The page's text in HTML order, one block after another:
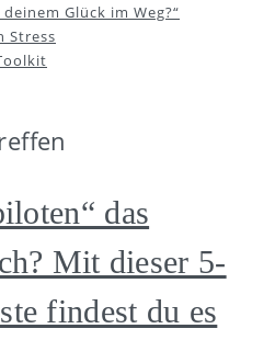
Glück im Weg?“
Stress
das
Mit dieser 5-
findest du es